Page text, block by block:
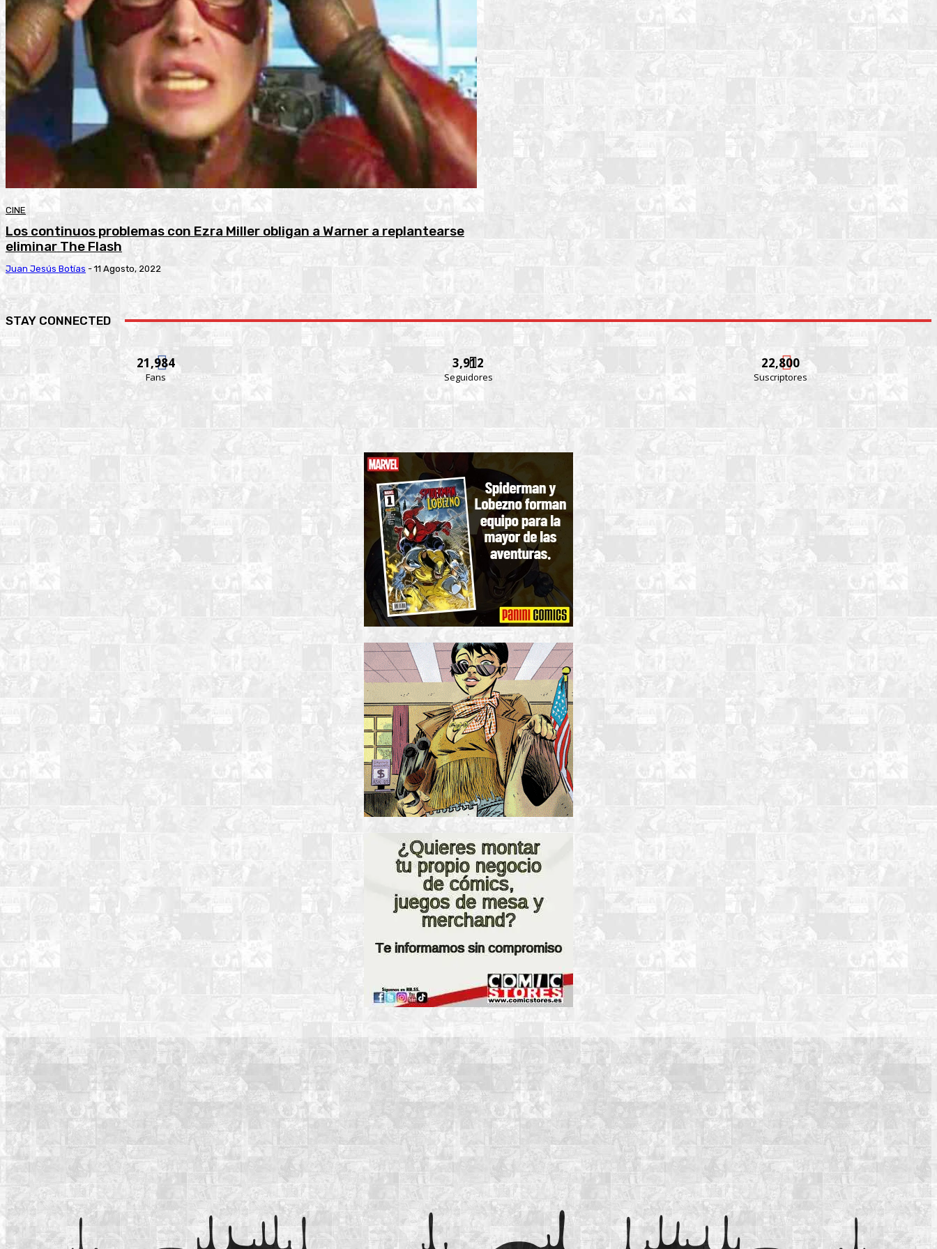
CINE
Los continuos problemas con Ezra Miller obligan a Warner a replantearse
eliminar The Flash
Juan Jesús Botías - 11 Agosto, 2022
STAY CONNECTED
21,984
Fans
3,912
Seguidores
22,800
Suscriptores